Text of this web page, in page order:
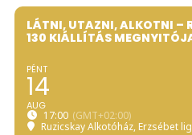
LÁTNI, UTAZNI, ALKOTNI –
130 KIÁLLÍTÁS
PÉNT
14
AUG
17:00 (GMT+02:00)
Ruzicskay Alkotóház, Erzsébet